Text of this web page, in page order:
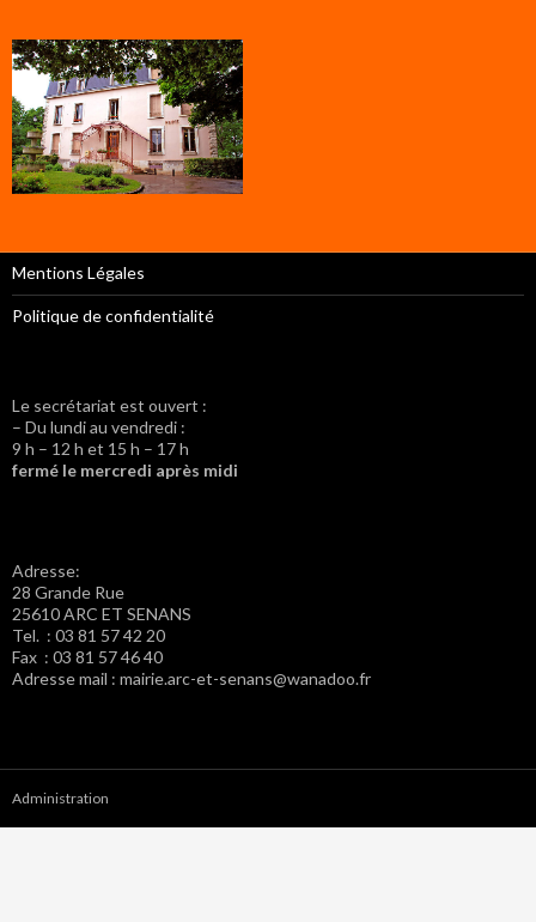
Mentions Légales
Politique de confidentialité
Le secrétariat est ouvert :
– Du lundi au vendredi :
9 h – 12 h et 15 h – 17 h
fermé le mercredi après midi
Adresse:
28 Grande Rue
25610 ARC ET SENANS
Tel. : 03 81 57 42 20
Fax : 03 81 57 46 40
Adresse mail : mairie.arc-et-senans@wanadoo.fr
Administration